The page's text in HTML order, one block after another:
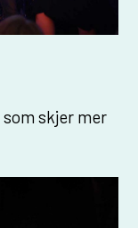
som skjer mer